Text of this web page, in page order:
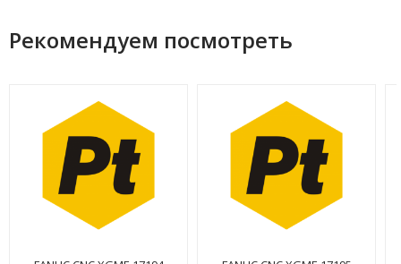
Рекомендуем посмотреть